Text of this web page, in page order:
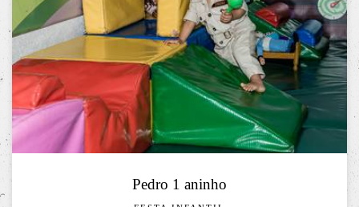
Pedro 1 aninho